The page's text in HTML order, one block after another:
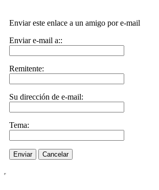
Enviar este enlace a un amigo por e-mail
Enviar e-mail a::
Remitente:
Su dirección de e-mail:
Tema:
Enviar Cancelar